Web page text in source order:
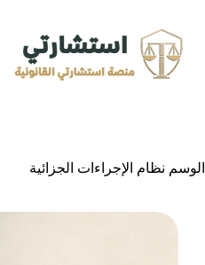
المحتوى
الوسم نظام الإجراءات الجزائية